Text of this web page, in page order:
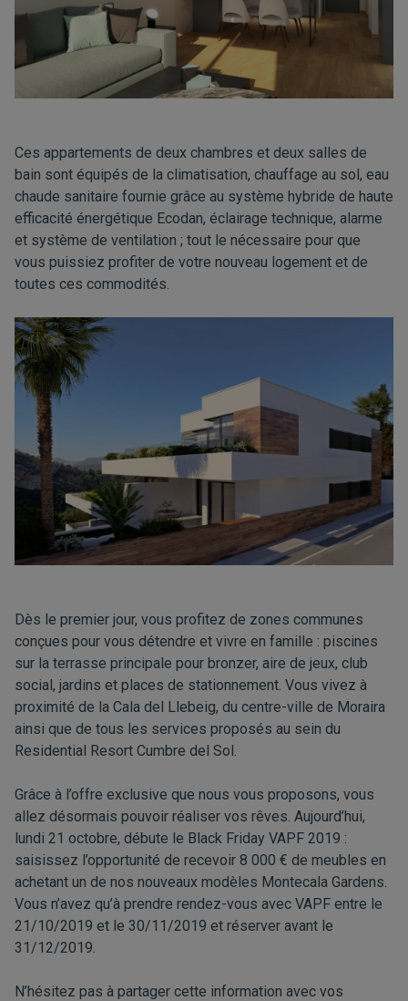
Ces appartements de deux chambres et deux salles de
bain sont équipés de la climatisation, chauffage au sol, eau
chaude sanitaire fournie grâce au système hybride de haute
efficacité énergétique Ecodan, éclairage technique, alarme
et système de ventilation ; tout le nécessaire pour que
vous puissiez profiter de votre nouveau logement et de
toutes ces commodités.
Dès le premier jour, vous profitez de zones communes
conçues pour vous détendre et vivre en famille : piscines
sur la terrasse principale pour bronzer, aire de jeux, club
social, jardins et places de stationnement. Vous vivez à
proximité de la Cala del Llebeig, du centre-ville de Moraira
ainsi que de tous les services proposés au sein du
Residential Resort Cumbre del Sol.
Grâce à l’offre exclusive que nous vous proposons, vous
allez désormais pouvoir réaliser vos rêves. Aujourd’hui,
lundi 21 octobre, débute le Black Friday VAPF 2019 :
saisissez l’opportunité de recevoir 8 000 € de meubles en
achetant un de nos nouveaux modèles Montecala Gardens.
Vous n’avez qu’à prendre rendez-vous avec VAPF entre le
21/10/2019 et le 30/11/2019 et réserver avant le
31/12/2019.
N’hésitez pas à partager cette information avec vos